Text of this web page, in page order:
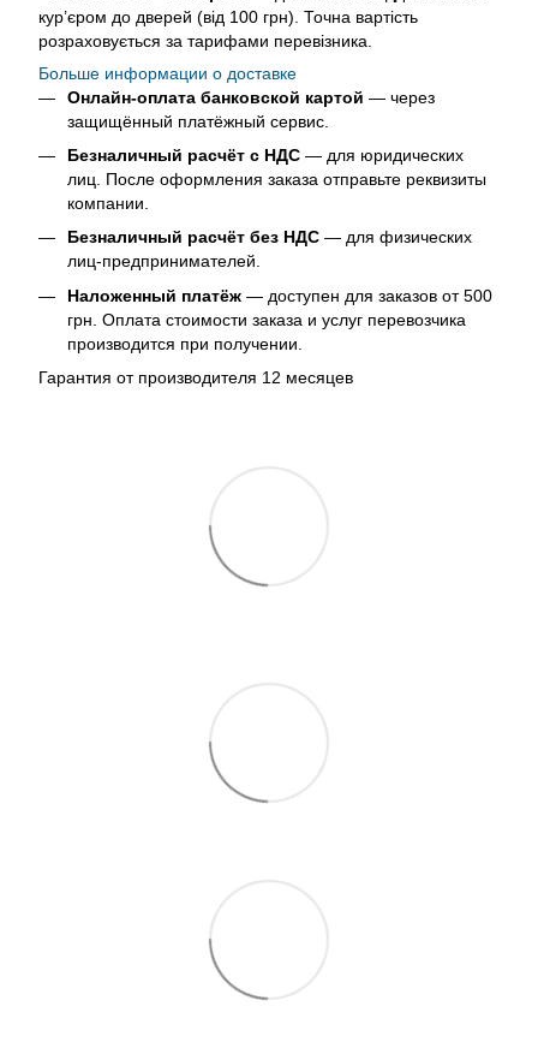
кур’єром до дверей (від 100 грн). Точна вартість
розраховується за тарифами перевізника.
Больше информации о доставке
Онлайн-оплата банковской картой — через
защищённый платёжный сервис.
Безналичный расчёт с НДС — для юридических
лиц. После оформления заказа отправьте реквизиты
компании.
Безналичный расчёт без НДС — для физических
лиц-предпринимателей.
Наложенный платёж — доступен для заказов от 500
грн. Оплата стоимости заказа и услуг перевозчика
производится при получении.
Гарантия от производителя 12 месяцев